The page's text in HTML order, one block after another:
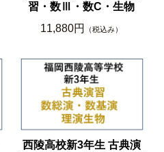
習・数Ⅲ・数C・生物
11,880円
（税込み）
西陵高校新3年生 古典演